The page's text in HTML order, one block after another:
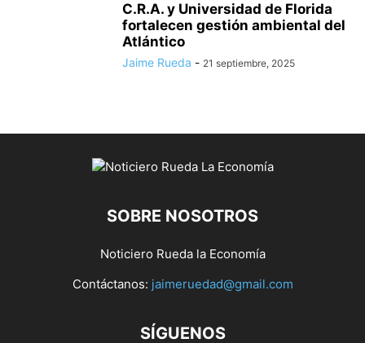
C.R.A. y Universidad de Florida
fortalecen gestión ambiental del
Atlántico
Jaime Rueda - 21 septiembre, 2025
SOBRE NOSOTROS
Noticiero Rueda la Economía
Contáctanos: jaimeruedad@gmail.com
SÍGUENOS